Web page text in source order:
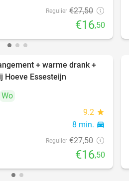
Regulier €27,50
€16,50
40%
+ warme drank +
Hoeve Essesteijn
Wo
9.2 star
8 min. directions_car
Regulier €27,50
€16,50